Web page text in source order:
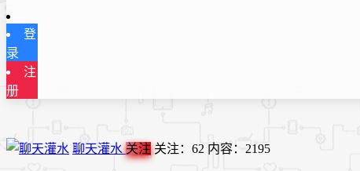
登
录
注
册
聊天灌水关注 关注： 62 内容： 2195